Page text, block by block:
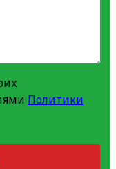
Политики